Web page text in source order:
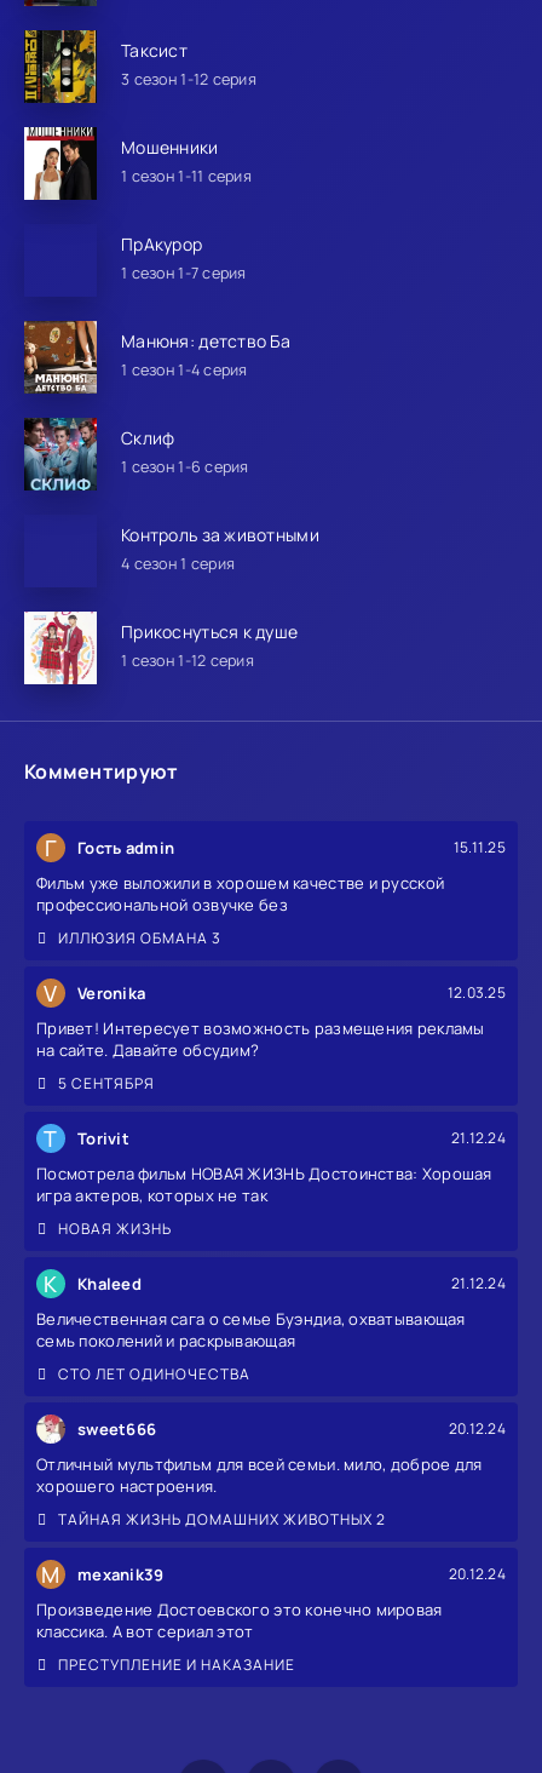
Таксист
3 сезон 1-12 серия
Мошенники
1 сезон 1-11 серия
ПрАкурор
1 сезон 1-7 серия
Манюня: детство Ба
1 сезон 1-4 серия
Склиф
1 сезон 1-6 серия
Контроль за животными
4 сезон 1 серия
Прикоснуться к душе
1 сезон 1-12 серия
Комментируют
Г Гость admin 15.11.25
Фильм уже выложили в хорошем качестве и русской
профессиональной озвучке без
ИЛЛЮЗИЯ ОБМАНА 3
V Veronika 12.03.25
Привет! Интересует возможность размещения рекламы
на сайте. Давайте обсудим?
5 СЕНТЯБРЯ
T Torivit 21.12.24
Посмотрела фильм НОВАЯ ЖИЗНЬ Достоинства: Хорошая
игра актеров, которых не так
НОВАЯ ЖИЗНЬ
K Khaleed 21.12.24
Величественная сага о семье Буэндиа, охватывающая
семь поколений и раскрывающая
СТО ЛЕТ ОДИНОЧЕСТВА
sweet666 20.12.24
Отличный мультфильм для всей семьи. мило, доброе для
хорошего настроения.
ТАЙНАЯ ЖИЗНЬ ДОМАШНИХ ЖИВОТНЫХ 2
M mexanik39 20.12.24
Произведение Достоевского это конечно мировая
классика. А вот сериал этот
ПРЕСТУПЛЕНИЕ И НАКАЗАНИЕ